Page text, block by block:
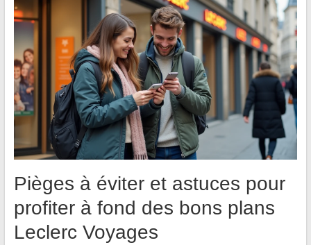
Pièges à éviter et astuces pour
profiter à fond des bons plans
Leclerc Voyages